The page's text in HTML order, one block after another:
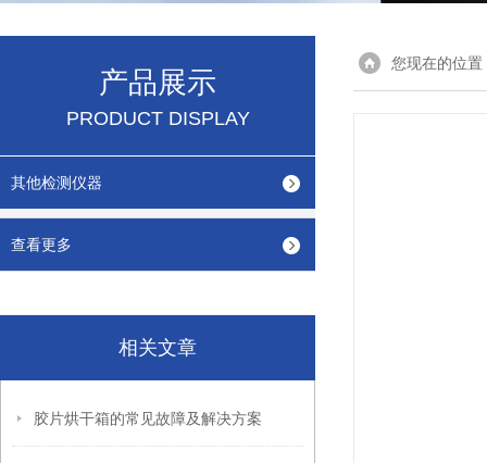
产品展示
PRODUCT DISPLAY
其他检测仪器
查看更多
相关文章
胶片烘干箱的常见故障及解决方案
您现在的位置